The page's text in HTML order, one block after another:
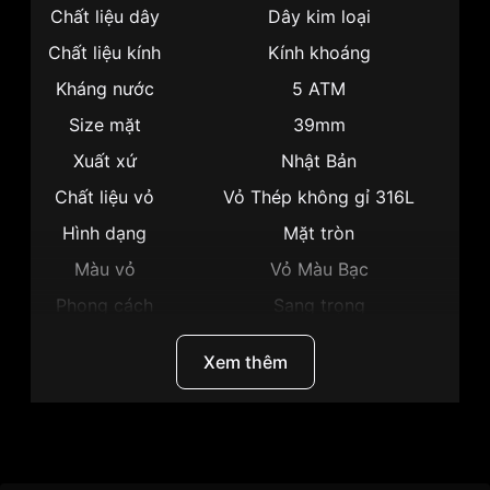
Chất liệu dây
Dây kim loại
Chất liệu kính
Kính khoáng
Kháng nước
5 ATM
Size mặt
39mm
Xuất xứ
Nhật Bản
Chất liệu vỏ
Vỏ Thép không gỉ 316L
Hình dạng
Mặt tròn
Màu vỏ
Vỏ Màu Bạc
Phong cách
Sang trọng
Dạ quang, Lịch ngày, Giờ, Phút,
Xem thêm